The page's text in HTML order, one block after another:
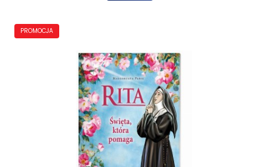
PROMOCJA